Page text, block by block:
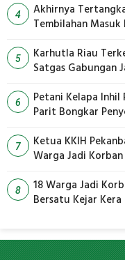
4
Akhirnya
Tembilahan Masuk
5
Karhutla Riau
Satgas Gabungan
6
Petani Kelapa Inhil
Parit Bongkar
7
Ketua KKIH
8
18 Warga Jadi
Bersatu Kejar